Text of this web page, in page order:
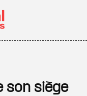
son siège